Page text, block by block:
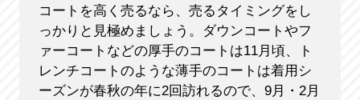
コートを高く売るなら、売るタイミングをし
っかりと見極めましょう。ダウンコートやフ
ァーコートなどの厚手のコートは11月頃、ト
レンチコートのような薄手のコートは着用シ
ーズンが春秋の年に2回訪れるので、9月・2月